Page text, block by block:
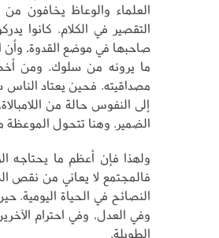
العلماء والوعاظ يخافون
التقصير في الكلام. كانوا
صاحبها في موضع القدوة،
ما يرونه من سلوك. ومن
مصداقيته. فحين يعتاد الناس
إلى النفوس حالة من
الضمير. وهنا تتحول الموعظة
ولهذا فإن أعظم ما يحتاجه
فالمجتمع لا يعاني من نقص
النصائح في الحياة اليومية.
وفي العدل، وفي احترام
الطويلة.